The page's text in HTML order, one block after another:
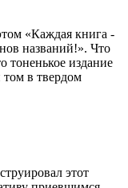
«Каждая книга -
названий!». Что
тоненькое издание
в твердом
этот